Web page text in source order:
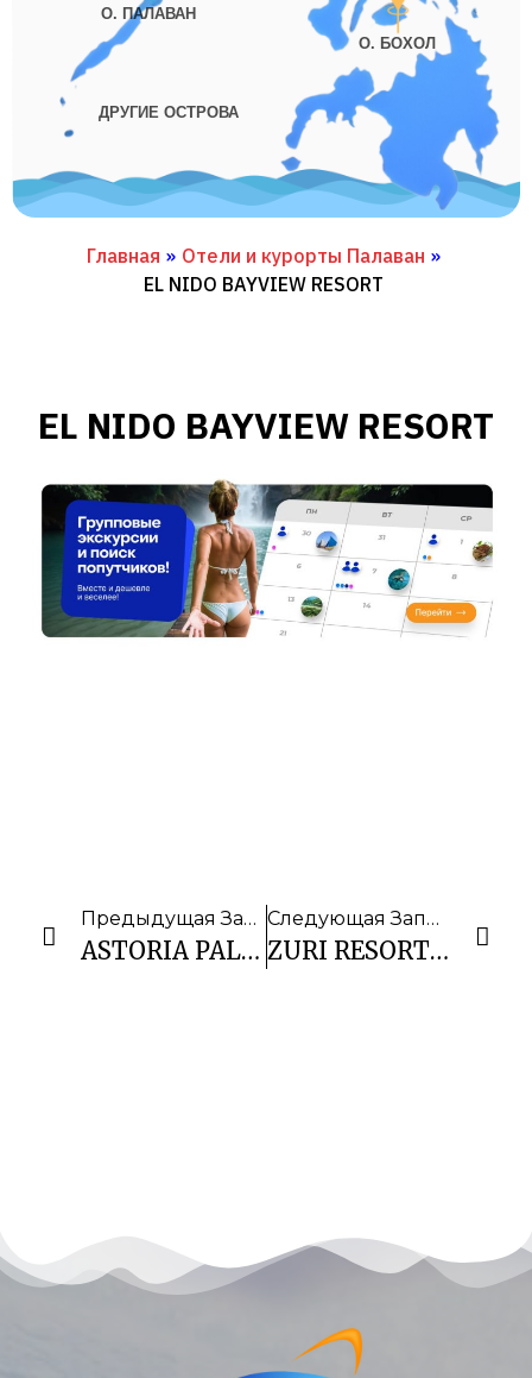
О. ПАЛАВАН
О. БОХОЛ
ДРУГИЕ ОСТРОВА
Главная » Отели и курорты Палаван »
EL NIDO BAYVIEW RESORT
EL NIDO BAYVIEW RESORT
Предыдущая Запись
ASTORIA PALAWAN
Следующая Запись
ZURI RESORT CORON